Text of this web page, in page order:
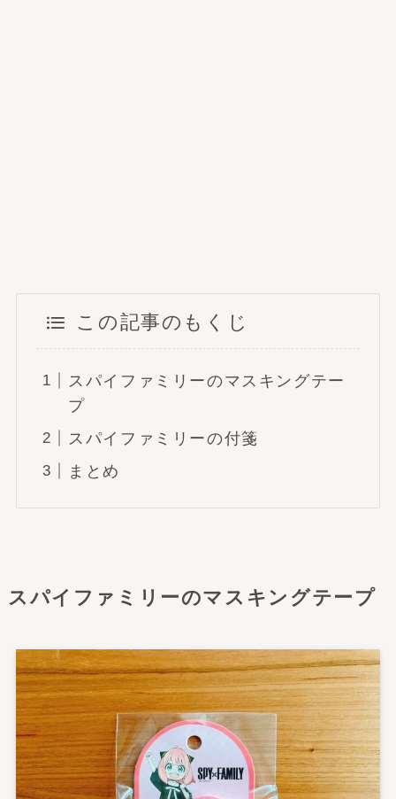
この記事のもくじ
スパイファミリーのマスキングテー
プ
スパイファミリーの付箋
まとめ
スパイファミリーのマスキングテープ